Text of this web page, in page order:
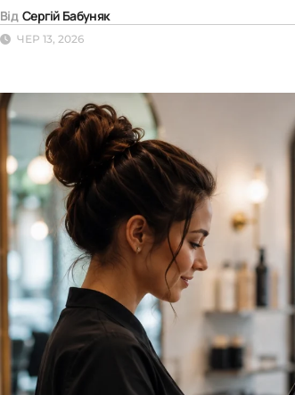
Від Сергій Бабуняк
ЧЕР 13, 2026